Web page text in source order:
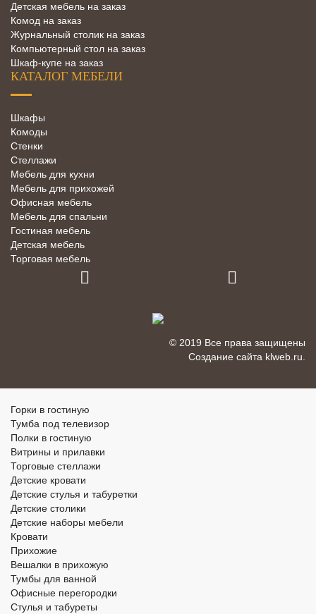
Детская мебель на заказ
Комод на заказ
Журнальный столик на заказ
Компьютерный стол на заказ
Шкаф-купе на заказ
КАТАЛОГ МЕБЕЛИ
Шкафы
Комоды
Стенки
Стеллажи
Мебель для кухни
Мебель для прихожей
Офисная мебель
Мебель для спальни
Гостиная мебель
Детская мебель
Торговая мебель
© 2019 Все права защищены
Создание сайта klweb.ru
Горки в гостиную
Тумба под телевизор
Полки в гостиную
Витрины и прилавки
Торговые стеллажи
Детские кровати
Детские стулья и табуретки
Детские столики
Детские наборы мебели
Кровати
Прихожие
Вешалки в прихожую
Тумбы для ванной
Офисные перегородки
Стулья и табуреты